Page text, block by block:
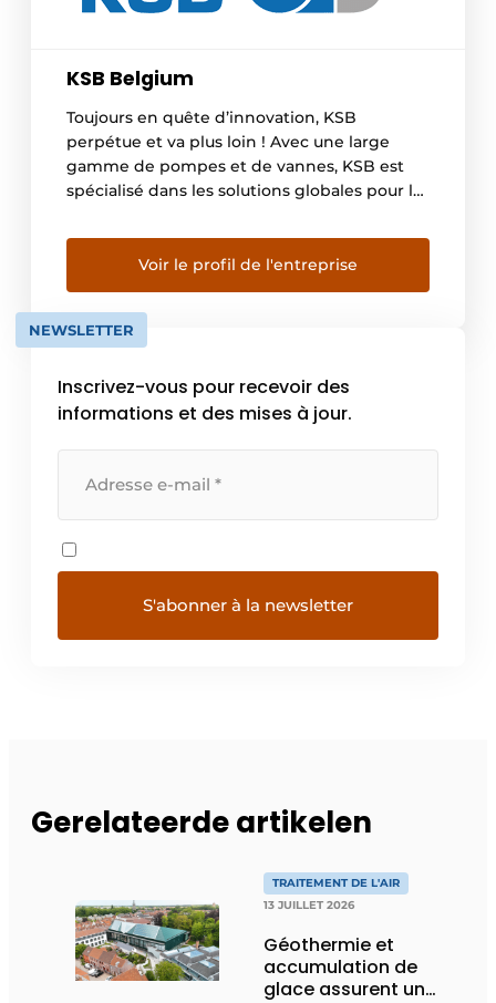
KSB Belgium
Toujours en quête d’innovation, KSB
perpétue et va plus loin ! Avec une large
gamme de pompes et de vannes, KSB est
spécialisé dans les solutions globales pour la
cycle de vie de votre installation, vous
pouvez compter sur des conseils techniques
judicieux, une automatisation intelligente et
un […]
Voir le profil de l'entreprise
NEWSLETTER
Inscrivez-vous pour recevoir des
informations et des mises à jour.
Gerelateerde artikelen
TRAITEMENT DE L'AIR
13 JUILLET 2026
Géothermie et
accumulation de
glace assurent un